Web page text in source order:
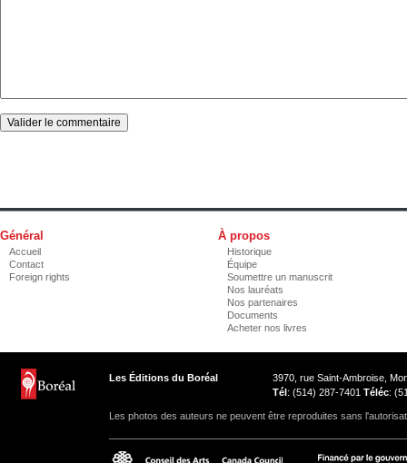
Général
Accueil
Contact
Foreign rights
À propos
Historique
Équipe
Soumettre un manuscrit
Nos lauréats
Nos partenaires
Documents
Acheter nos livres
Les Éditions du Boréal
3970, rue Saint-Ambroise,
Tél : (514) 287-7401 Téléc:
Les photos des auteurs ne peuvent être reproduites sans